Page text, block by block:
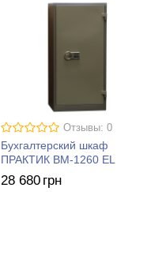
Отзывы: 0
Бухгалтерский шкаф
ПРАКТИК BM-1260 EL
28 680 грн